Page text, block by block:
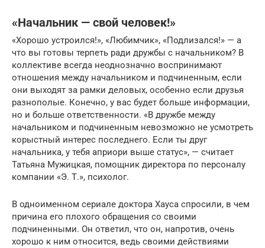
«Начальник — свой человек!»
«Хорошо устроился!», «Любимчик», «Подлизался!» — а
что вы готовы терпеть ради дружбы с начальником? В
коллективе всегда неоднозначно воспринимают
отношения между начальником и подчиненным, если
они выходят за рамки деловых, особенно если друзья
разнополые. Конечно, у вас будет больше информации,
но и больше ответственности. «В дружбе между
начальником и подчиненным невозможно не усмотреть
корыстный интерес последнего. Если ты друг
начальника, у тебя априори выше статус», — считает
Татьяна Мужицкая, помощник директора по персоналу
компании «Э. Т.», психолог.
В одноименном сериале доктора Хауса спросили, в чем
причина его плохого обращения со своими
подчиненными. Он ответил, что он, напротив, очень
хорошо к ним относится, ведь своими действиями